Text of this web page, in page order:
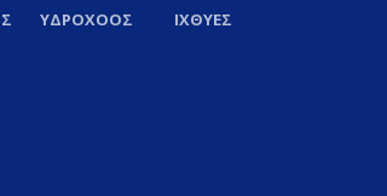
ΥΔΡΟΧΟΟΣ ΙΧΘΥΕΣ